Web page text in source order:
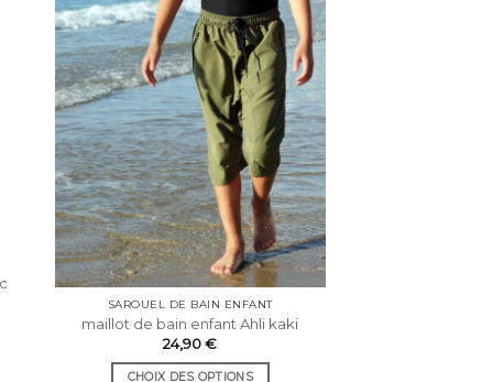
SAROUEL DE BAIN ENFANT
maillot de bain enfant Ahli kaki
24,90€
CHOIX DES OPTIONS